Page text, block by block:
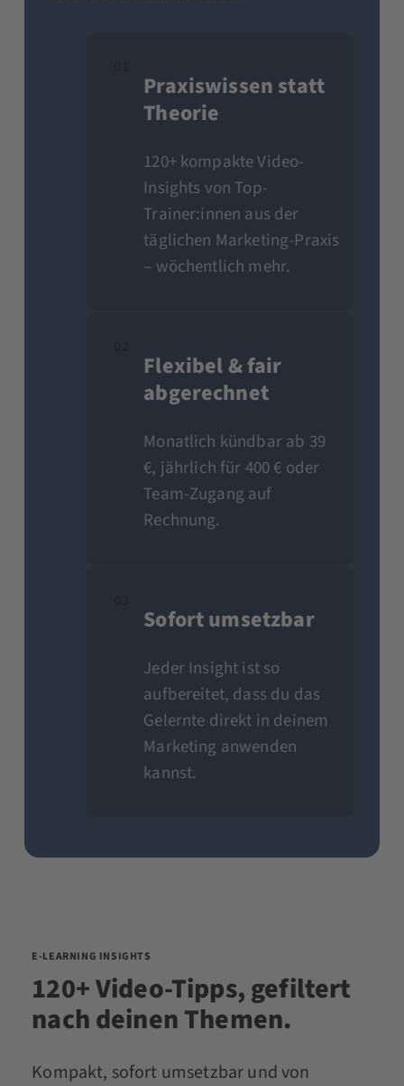
Praxiswissen statt
Theorie
120+ kompakte Video-
Insights von Top-
Trainer:innen aus der
täglichen Marketing-Praxis
– wöchentlich mehr.
Flexibel & fair
abgerechnet
Monatlich kündbar ab 39
€, jährlich für 400 € oder
Team-Zugang auf
Rechnung.
Sofort umsetzbar
Jeder Insight ist so
aufbereitet, dass du das
Gelernte direkt in deinem
Marketing anwenden
kannst.
E-LEARNING INSIGHTS
120+ Video-Tipps, gefiltert
nach deinen Themen.
Kompakt, sofort umsetzbar und von